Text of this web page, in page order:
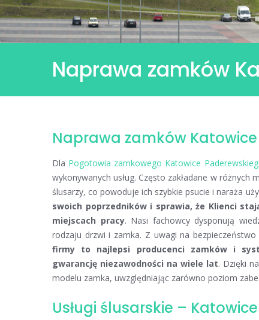
Naprawa zamków
zamków
Katowice
Paderewskiego
Naprawa zamków
Dla Pogotowia zamkowego Katowice
wykonywanych usług. Często zakładane w
ślusarzy, co powoduje ich szybkie psucie i naraża
swoich poprzedników i sprawia, że Klienci
miejscach pracy. Nasi fachowcy dysponują
rodzaju drzwi i zamka. Z uwagi na
firmy to najlepsi producenci zamków i
gwarancję niezawodności na wiele lat. Dzięki
modelu zamka, uwzględniając zarówno poziom
Usługi ślusarskie –